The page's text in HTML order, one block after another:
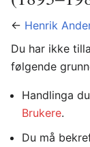
← Henrik
Du har ikke
følgende
Handlinga
Brukere.
Du må